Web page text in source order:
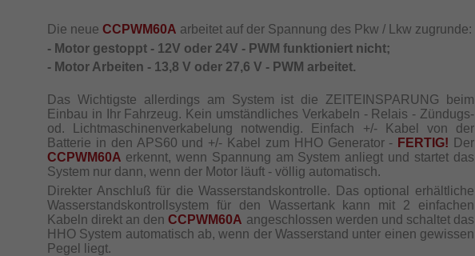
Die neue CCPWM60A arbeitet auf der Spannung des Pkw / Lkw zugrunde:
- Motor gestoppt - 12V oder 24V - PWM funktioniert nicht;
- Motor Arbeiten - 13,8 V oder 27,6 V - PWM arbeitet.
Das Wichtigste allerdings am System ist die ZEITEINSPARUNG beim
Einbau in Ihr Fahrzeug. Kein umständliches Verkabeln - Relais - Zündugs-
od. Lichtmaschinenverkabelung notwendig. Einfach +/- Kabel von der
Batterie in den APS60 und +/- Kabel zum HHO Generator - FERTIG! Der
CCPWM60A erkennt, wenn Spannung am System anliegt und startet das
System nur dann, wenn der Motor läuft - völlig automatisch.
Direkter Anschluß für die Wasserstandskontrolle. Das optional erhältliche
Wasserstandskontrollsystem für den Wassertank kann mit 2 einfachen
Kabeln direkt an denCCPWM60A angeschlossen werden und schaltet das
HHO System automatisch ab, wenn der Wasserstand unter einen gewissen
Pegel liegt.